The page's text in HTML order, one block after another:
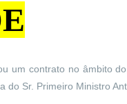
um contrato no âmbito
Sr. Primeiro Ministro